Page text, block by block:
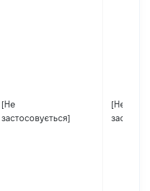
[Не
застосовується]
[Не